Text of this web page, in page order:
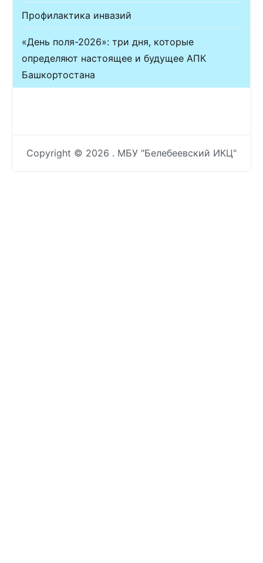
Профилактика инвазий
«День поля-2026»: три дня, которые
определяют настоящее и будущее АПК
Башкортостана
Copyright © 2026 . МБУ "Белебеевский ИКЦ"